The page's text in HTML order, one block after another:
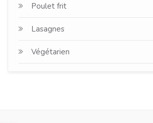
Poulet frit
Lasagnes
Végétarien